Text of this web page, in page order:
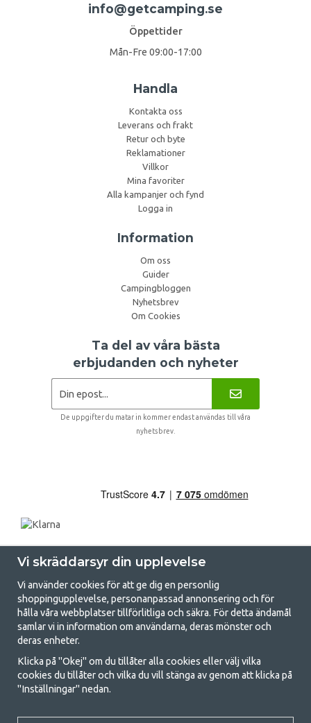
info@getcamping.se
Öppettider
Mån-Fre 09:00-17:00
Handla
Kontakta oss
Leverans och frakt
Retur och byte
Reklamationer
Villkor
Mina favoriter
Alla kampanjer och fynd
Logga in
Information
Om oss
Guider
Campingbloggen
Nyhetsbrev
Om Cookies
Ta del av våra bästa
erbjudanden och nyheter
De uppgifter du matar in kommer endast användas till våra
nyhetsbrev.
GetCamping.se - Din butik för camping
och uteliv
Att campa kan antingen vara en livsstil eller ett sätt att samla familjen
för ett gemensamt äventyr. Oavsett vilken kategori du tillhör hittar du
med att campa så därför erbjuder vi riktigt bra priser på familjetält,
Vi skräddarsyr din upplevelse
Vi använder cookies för att ge dig en personlig
shoppingupplevelse, personanpassad annonsering och för
hålla våra webbplatser tillförlitliga och säkra. För detta ändamål
samlar vi in information om användarna, deras mönster och
deras enheter.
Klicka på "Okej" om du tillåter alla cookies eller välj vilka
cookies du tillåter och vilka du vill stänga av genom att klicka på
"Inställningar" nedan.